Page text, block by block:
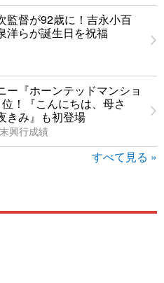
監督が92歳に！吉永小百
洋らが誕生日を祝福
ー『ホーンテッドマンショ
！『こんにちは、母さ
きみ』も初登場
興行成績
すべて見る »